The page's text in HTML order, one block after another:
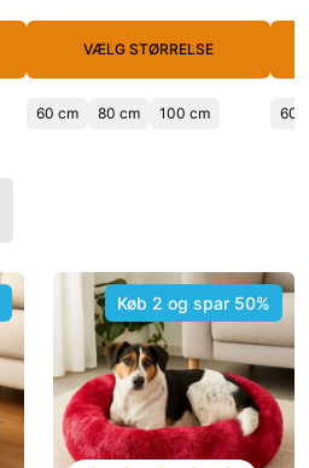
VÆLG STØRRELSE
60 cm 80 cm 100 cm 60
Køb 2 og spar 50%